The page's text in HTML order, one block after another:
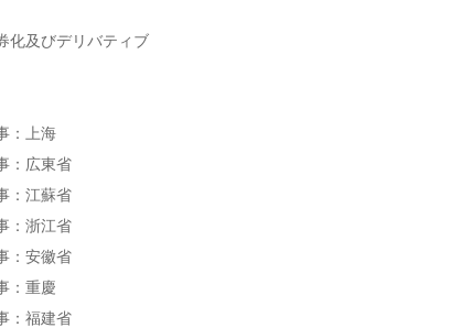
化及びデリバティブ
：上海
：広東省
：江蘇省
：浙江省
：安徽省
：重慶
：福建省